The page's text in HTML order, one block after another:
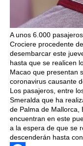
A unos 6.000
Crociere procedente
desembarcar este
hasta que se realicen
Macao que presentan
coronavirus causante
Los pasajeros, entre
Smeralda que ha
de Palma de Mallorca,
encuentran en este
a la espera de que se
descenderán hasta